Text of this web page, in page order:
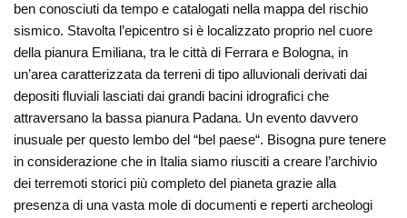
ben conosciuti da tempo e catalogati nella mappa del rischio
sismico. Stavolta l’epicentro si è localizzato proprio nel cuore
della pianura Emiliana, tra le città di Ferrara e Bologna, in
un’area caratterizzata da terreni di tipo alluvionali derivati dai
depositi fluviali lasciati dai grandi bacini idrografici che
attraversano la bassa pianura Padana. Un evento davvero
inusuale per questo lembo del “bel paese“. Bisogna pure tenere
in considerazione che in Italia siamo riusciti a creare l’archivio
dei terremoti storici più completo del pianeta grazie alla
presenza di una vasta mole di documenti e reperti archeologi